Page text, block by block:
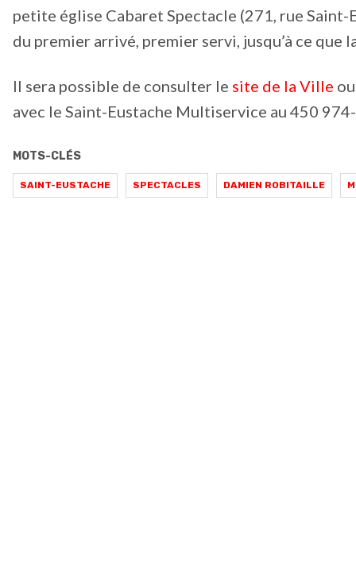
petite église Cabaret Spectacle (271, rue
du premier arrivé, premier servi, jusqu’à ce que
Il sera possible de consulter le site de la Ville
avec le Saint-Eustache Multiservice au 450
MOTS-CLÉS
SAINT-EUSTACHE SPECTACLES DAMIEN ROBITAILLE